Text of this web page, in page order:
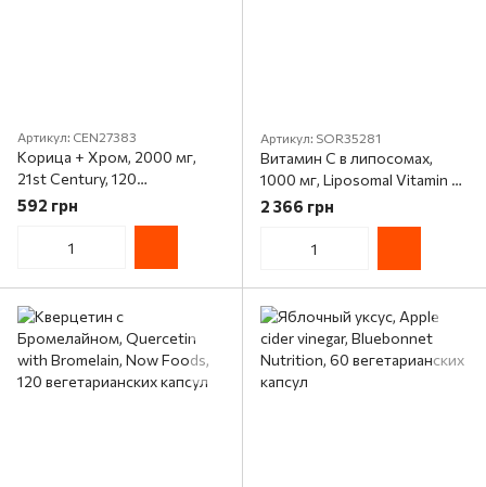
Артикул: CEN27383
Корица + Хром, 2000 мг,
21st Century, 120
растительных капсул
592 грн
Артикул: SOR35281
Витамин C в липосомах,
1000 мг, Liposomal Vitamin C,
Dr. Mercola, 180 капсул
2 366 грн